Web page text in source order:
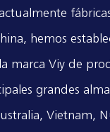
hemos
marca Viy de
grandes
Vietnam,